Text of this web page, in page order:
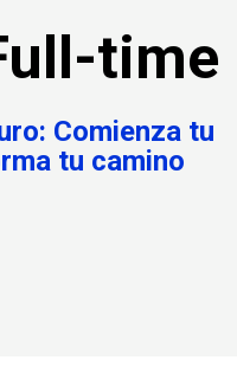
time
Comienza tu
tu camino